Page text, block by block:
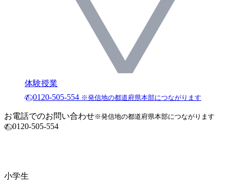
体験授業
0120-505-554 ※発信地の都道府県本部につながります
お電話でのお問い合わせ※発信地の都道府県本部につながります
0120-505-554
小学生